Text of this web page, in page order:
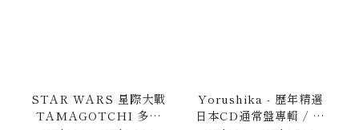
STAR WARS 星際大戰
TAMAGOTCHI 多款
Yorushika - 歷年精選
日本CD通常盤專輯 / 初